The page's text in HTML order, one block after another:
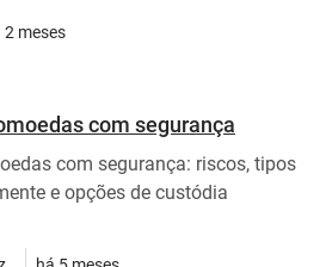
2 meses
com segurança
com segurança: riscos, tipos
e opções de custódia